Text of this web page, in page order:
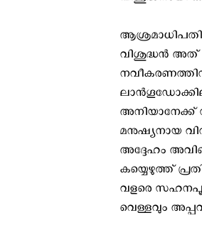
ആശ്രമാധിപതി
വിശുദ്ധന്‍ അത്
നവീകരണത്തിനു
അനിയാനേക്ക്
മനുഷ്യനായ
അദ്ദേഹം
കയ്യെഴുത്ത്
വളരെ
വെള്ളവും